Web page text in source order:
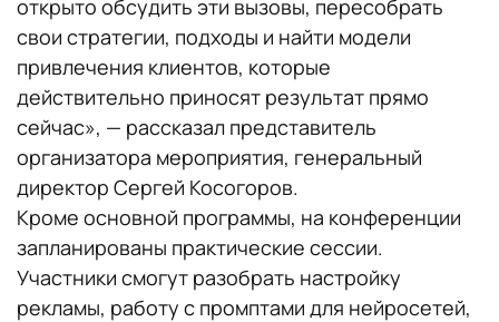
открыто обсудить эти вызовы, пересобрать
свои стратегии, подходы и найти модели
привлечения клиентов, которые
действительно приносят результат прямо
сейчас», — рассказал представитель
организатора мероприятия, генеральный
директор Сергей Косогоров.
Кроме основной программы, на конференции
запланированы практические сессии.
Участники смогут разобрать настройку
рекламы, работу с промптами для нейросетей,